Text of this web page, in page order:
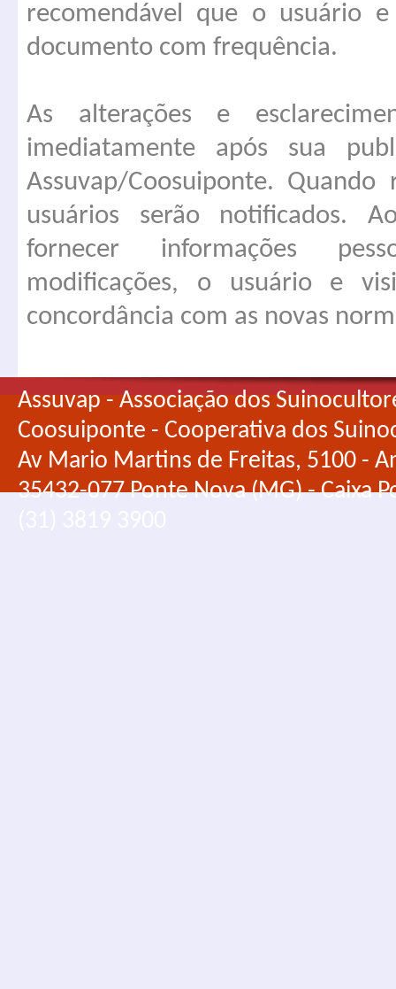
recomendável que o usuário
documento com frequência.
As alterações e
imediatamente após sua
Assuvap/Coosuiponte. Quando
usuários serão notificados.
fornecer informações
modificações, o usuário e
concordância com as novas
Assuvap - Associação dos
Coosuiponte - Cooperativa dos
Av Mario Martins de Freitas, 5100 -
35432-077 Ponte Nova (MG) - Caixa